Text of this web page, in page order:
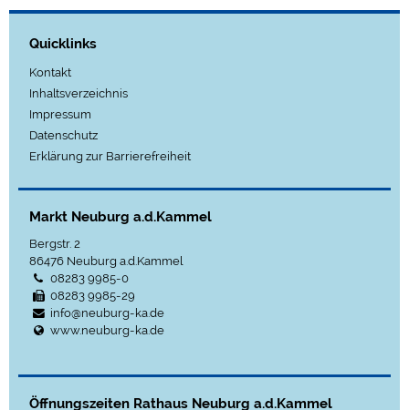
Quicklinks
Kontakt
Inhaltsverzeichnis
Impressum
Datenschutz
Erklärung zur Barrierefreiheit
Markt Neuburg a.d.Kammel
Bergstr. 2
86476 Neuburg a.d.Kammel
08283 9985-0
08283 9985-29
info@neuburg-ka.de
www.neuburg-ka.de
Öffnungszeiten Rathaus Neuburg a.d.Kammel